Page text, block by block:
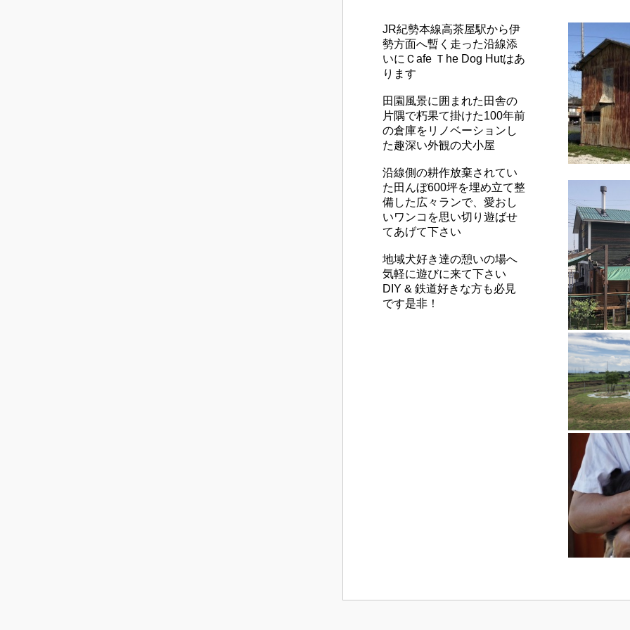
JR紀勢本線高茶屋駅から伊
勢方面へ暫く走った沿線添
いに Ｃafe Ｔhe Dog Hutはあ
ります
田園風景に囲まれた田舎の
片隅で朽果て掛けた100年前
の倉庫をリノベーションし
た趣深い外観の犬小屋
沿線側の耕作放棄されてい
た田んぼ600坪を埋め立て整
備した広々ランで、愛おし
いワンコを思い切り遊ばせ
てあげて下さい
地域犬好き達の憩いの場へ
気軽に遊びに来て下さい
DIY & 鉄道好きな方も必見
です是非！